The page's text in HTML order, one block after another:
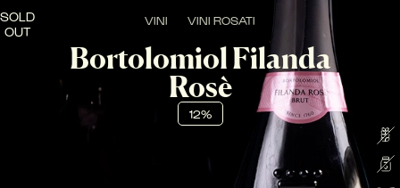
VINI VINI ROSATI
Bortolomiol Filanda
Rosè
12%
SOLD
OUT